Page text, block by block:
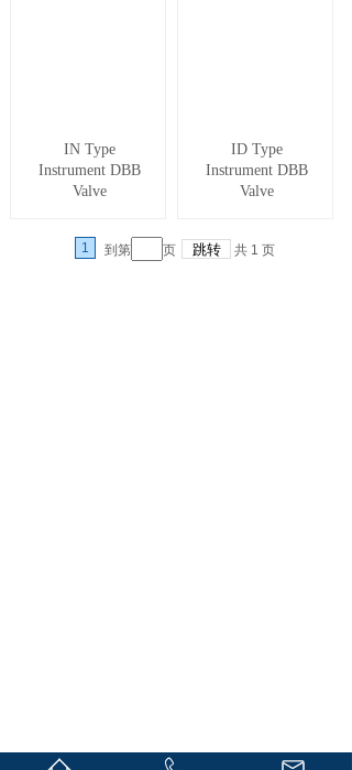
IN Type
Instrument DBB
Valve
ID Type
Instrument DBB
Valve
1 到第 页 共 1 页